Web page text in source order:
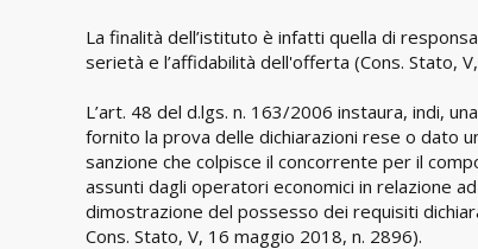
La finalità dell’istituto è infatti quella di
serietà e l’affidabilità dell'offerta (Cons. Stato,
L’art. 48 del d.lgs. n. 163/2006 instaura, indi,
fornito la prova delle dichiarazioni rese o dato
sanzione che colpisce il concorrente per il
assunti dagli operatori economici in relazione
dimostrazione del possesso dei requisiti
Cons. Stato, V, 16 maggio 2018, n. 2896).